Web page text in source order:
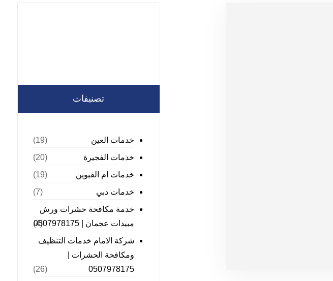
تصنيفات
خدمات العين
(19)
خدمات الفجيرة
(20)
خدمات ام القيوين
(19)
خدمات دبي
(7)
خدمة مكافحة حشرات ورش
مبيدات عجمان | 0507978175
(4)
شركة الامام خدمات التنظيف
ومكافحة الحشرات |
0507978175
(26)